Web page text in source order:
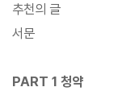
또한 저자는 한국경
로운 부동산 정보를
추천의 글
서문
PART 1 청약